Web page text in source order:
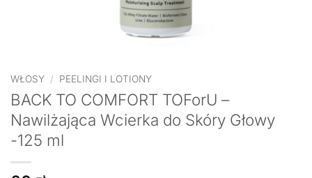
WŁOSY / PEELINGI I LOTIONY
BACK TO COMFORT TOForU –
Nawilżająca Wcierka do Skóry Głowy
-125 ml